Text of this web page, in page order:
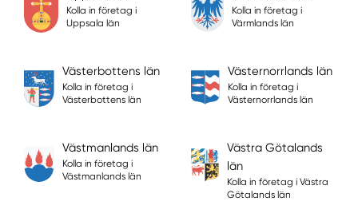
Kolla in företag i
Uppsala län
Kolla in företag i
Värmlands län
Västerbottens län
Kolla in företag i
Västerbottens län
Västernorrlands län
Kolla in företag i
Västernorrlands län
Västmanlands län
Kolla in företag i
Västmanlands län
Västra Götalands
län
Kolla in företag i Västra
Götalands län